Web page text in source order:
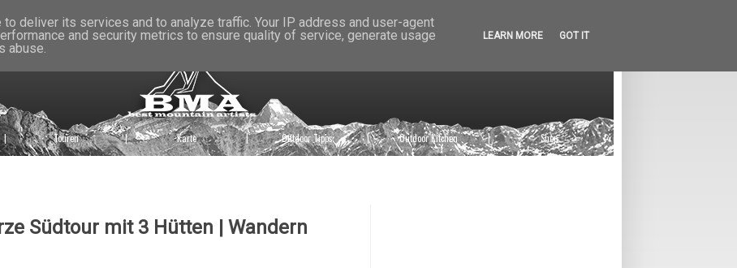
| Touren | Karte | Outdoor Tipps | Outdoor Kitchen | Shop
Südtour mit 3 Hütten | Wandern
deliver its services and to analyze traffic. Your IP address and user-agent
and security metrics to ensure quality of service, generate usage
abuse.
LEARN MORE GOT IT